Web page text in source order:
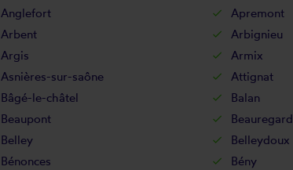
Anglefort
Apremont
Arbent
Arbignieu
Argis
Armix
Asnières-sur-saône
Attignat
Bâgé-le-châtel
Balan
Beaupont
Beauregard
Belley
Belleydoux
Bénonces
Bény